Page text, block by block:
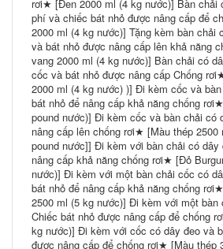
rơi★ [Đen 2000 ml (4 kg nước)] Bàn chải
phí và chiếc bát nhỏ được nâng cấp để
2000 ml (4 kg nước)] Tặng kèm bàn chải
và bát nhỏ được nâng cấp lên khả năng
vang 2000 ml (4 kg nước)] Bàn chải có
cốc và bát nhỏ được nâng cấp Chống
2000 ml (4 kg nước) )] Đi kèm cốc và
bát nhỏ để nâng cấp khả năng chống
pound nước)] Đi kèm cốc và bàn chải có
nâng cấp lên chống rơi★ [Màu thép 2500
pound nước]] Đi kèm với bàn chải có dây
nâng cấp khả năng chống rơi★ [Đỏ
nước)] Đi kèm với một bàn chải cốc có
bát nhỏ để nâng cấp khả năng chống
2500 ml (5 kg nước)] Đi kèm với một bàn
Chiếc bát nhỏ được nâng cấp để chống
kg nước)] Đi kèm với cốc có dây đeo và
được nâng cấp để chống rơi★ [Màu thép